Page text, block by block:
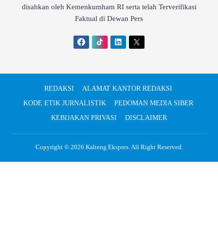
disahkan oleh Kemenkumham RI serta telah Terverifikasi
Faktual di Dewan Pers
REDAKSI
ALAMAT KANTOR REDAKSI
KODE ETIK JURNALISTIK
PEDOMAN MEDIA SIBER
KEBIJAKAN PRIVASI
DISCLAIMER
Copyright © 2026 Kalteng Ekspres. All Right Reserved.